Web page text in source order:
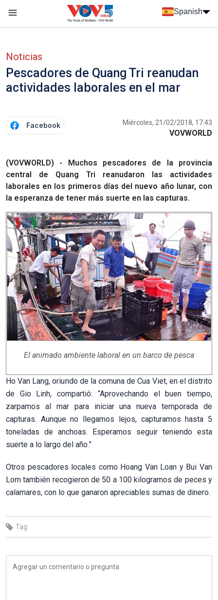
Spanish
Noticias
Pescadores de Quang Tri reanudan
actividades laborales en el mar
Facebook Miércoles, 21/02/2018, 17:43
VOVWORLD
(VOVWORLD) - Muchos pescadores de la provincia
central de Quang Tri reanudaron las actividades
laborales en los primeros días del nuevo año lunar, con
la esperanza de tener más suerte en las capturas.
El animado ambiente laboral en un barco de pesca
Ho Van Lang, oriundo de la comuna de Cua Viet, en el distrito
de Gio Linh, compartió: “Aprovechando el buen tiempo,
zarpamos al mar para iniciar una nueva temporada de
capturas. Aunque no llegamos lejos, capturamos hasta 5
toneladas de anchoas. Esperamos seguir teniendo esta
suerte a lo largo del año.”
Otros pescadores locales como Hoang Van Loan y Bui Van
Lom también recogieron de 50 a 100 kilogramos de peces y
calamares, con lo que ganaron apreciables sumas de dinero.
Tag: